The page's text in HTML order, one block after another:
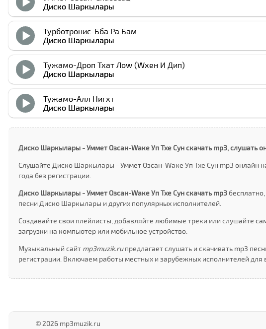
Диско Шаркылары
Турботрониc-Бба Ра Бам
Диско Шаркылары
Тужамо-Дроп Тхат Лоw (Wхен И Дип)
Диско Шаркылары
Тужамо-Алл Нигхт
Диско Шаркылары
Диско Шаркылары - Уммет Озcан-Wаке Уп Тхе Сун скачать mp3, слушать
Слушайте Диско Шаркылары - Уммет Озcан-Wаке Уп Тхе Сун mp3 онлайн
года без регистрации.
Диско Шаркылары - Уммет Озcан-Wаке Уп Тхе Сун скачать mp3
песни Диско Шаркылары и других популярных исполнителей.
Создавайте свои плейлисты, добавляйте любимые треки или слушайте
загрузки на компьютер или мобильное устройство.
Музыкальный сайт mp3muzik.ruпредлагает слушать и скачивать mp3
регистрации. Включаем работы местных и зарубежных исполнителей для
© 2026 mp3muzik.ru